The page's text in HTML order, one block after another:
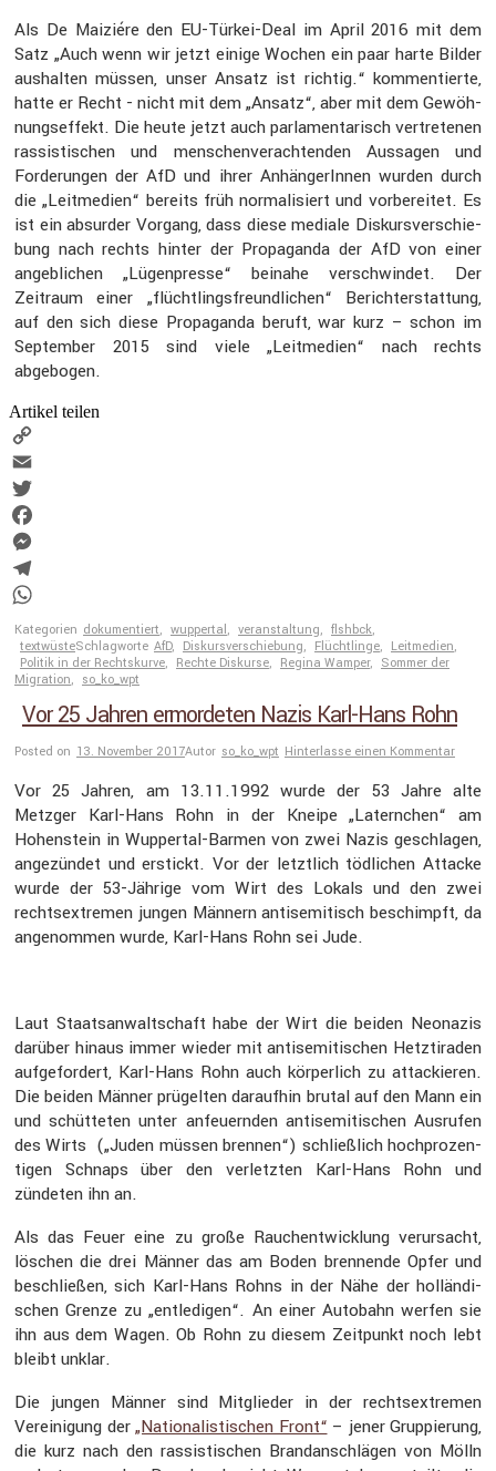
Als De Maiziére den EU-Türkei-Deal im April 2016 mit dem
Satz „Auch wenn wir jetzt einige Wochen ein paar harte Bilder
aushalten müssen, unser Ansatz ist richtig.“ kommen­tierte,
hatte er Recht - nicht mit dem „Ansatz“, aber mit dem Gewöh­
nungs­ef­fekt. Die heute jetzt auch parla­men­ta­risch vertre­tenen
rassis­ti­schen und menschen­ver­ach­tenden Aussagen und
Forde­rungen der AfD und ihrer Anhän­ge­rInnen wurden durch
die „Leitme­dien“ bereits früh norma­li­siert und vorbe­reitet. Es
ist ein absurder Vorgang, dass diese mediale Diskurs­ver­schie­
bung nach rechts hinter der Propa­ganda der AfD von einer
angeb­li­chen „Lügen­presse“ beinahe verschwindet. Der
Zeitraum einer „flücht­lings­freund­li­chen“ Bericht­erstat­tung,
auf den sich diese Propa­ganda beruft, war kurz – schon im
September 2015 sind viele „Leitme­dien“ nach rechts
abgebogen.
Artikel teilen
Copy
Link
Email
Twitter
Facebook
Messenger
Telegram
WhatsApp
Kategorien dokumentiert, wuppertal, veranstaltung, flshbck,
textwüsteSchlagworte AfD, Diskursverschiebung, Flüchtlinge, Leitmedien,
Politik in der Rechtskurve, Rechte Diskurse, Regina Wamper, Sommer der
Migration, so_ko_wpt
Vor 25 Jahren ermordeten Nazis Karl-Hans Rohn
Posted on 13. November 2017Autor so_ko_wpt Hinterlasse einen Kommentar
Vor 25 Jahren, am 13.11.1992 wurde der 53 Jahre alte
Metzger Karl-Hans Rohn in der Kneipe „Laternchen“ am
Hohen­stein in Wuppertal-Barmen von zwei Nazis geschlagen,
angezündet und erstickt. Vor der letzt­lich tödli­chen Attacke
wurde der 53-Jährige vom Wirt des Lokals und den zwei
rechts­ex­tremen jungen Männern antise­mi­tisch beschimpft, da
angenommen wurde, Karl-Hans Rohn sei Jude.
Laut Staats­an­walt­schaft habe der Wirt die beiden Neonazis
darüber hinaus immer wieder mit antise­mi­ti­schen Hetzti­raden
aufge­for­dert, Karl-Hans Rohn auch körper­lich zu attackieren.
Die beiden Männer prügelten daraufhin brutal auf den Mann ein
und schüt­teten unter anfeu­ernden antise­mi­ti­schen Ausrufen
des Wirts („Juden müssen brennen“) schließ­lich hochpro­zen­
tigen Schnaps über den verletzten Karl-Hans Rohn und
zündeten ihn an.
Als das Feuer eine zu große Rauch­ent­wick­lung verur­sacht,
löschen die drei Männer das am Boden brennende Opfer und
beschließen, sich Karl-Hans Rohns in der Nähe der hollän­di­
schen Grenze zu „entle­digen“. An einer Autobahn werfen sie
ihn aus dem Wagen. Ob Rohn zu diesem Zeitpunkt noch lebt
bleibt unklar.
Die jungen Männer sind Mitglieder in der rechts­ex­tremen
Verei­ni­gung der„Natio­na­lis­ti­schen Front“ – jener Gruppie­rung,
die kurz nach den rassis­ti­schen Brand­an­schlägen von Mölln